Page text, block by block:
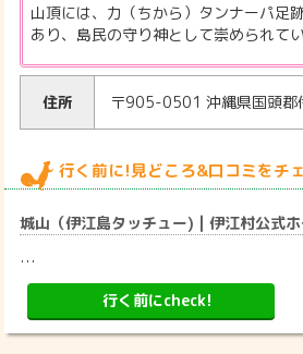
山頂には、力（ちから）タンナーパ足
あり、島民の守り神として崇められてい
住所 〒905-0501 沖縄県国頭郡
行く前に!見どころ&口コミをチ
城山（伊江島タッチュー) | 伊江村公式
…
行く前にcheck!